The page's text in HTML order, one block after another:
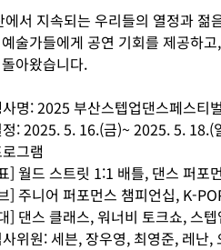
에서 지속되는 우리들의 열정과 젊
술가들에게 공연 기회를 제공하
아왔습니다.
명: 2025 부산스텝업댄스페스티벌
: 2025. 5. 16.(금)~ 2025. 5. 18.(
그램
] 월드 스트릿 1:1 배틀, 댄스 퍼
] 주니어 퍼포먼스 챔피언십, K-
] 댄스 클래스, 워너비 토크쇼, 스
위원: 세븐, 장우영, 최영준, 레난,